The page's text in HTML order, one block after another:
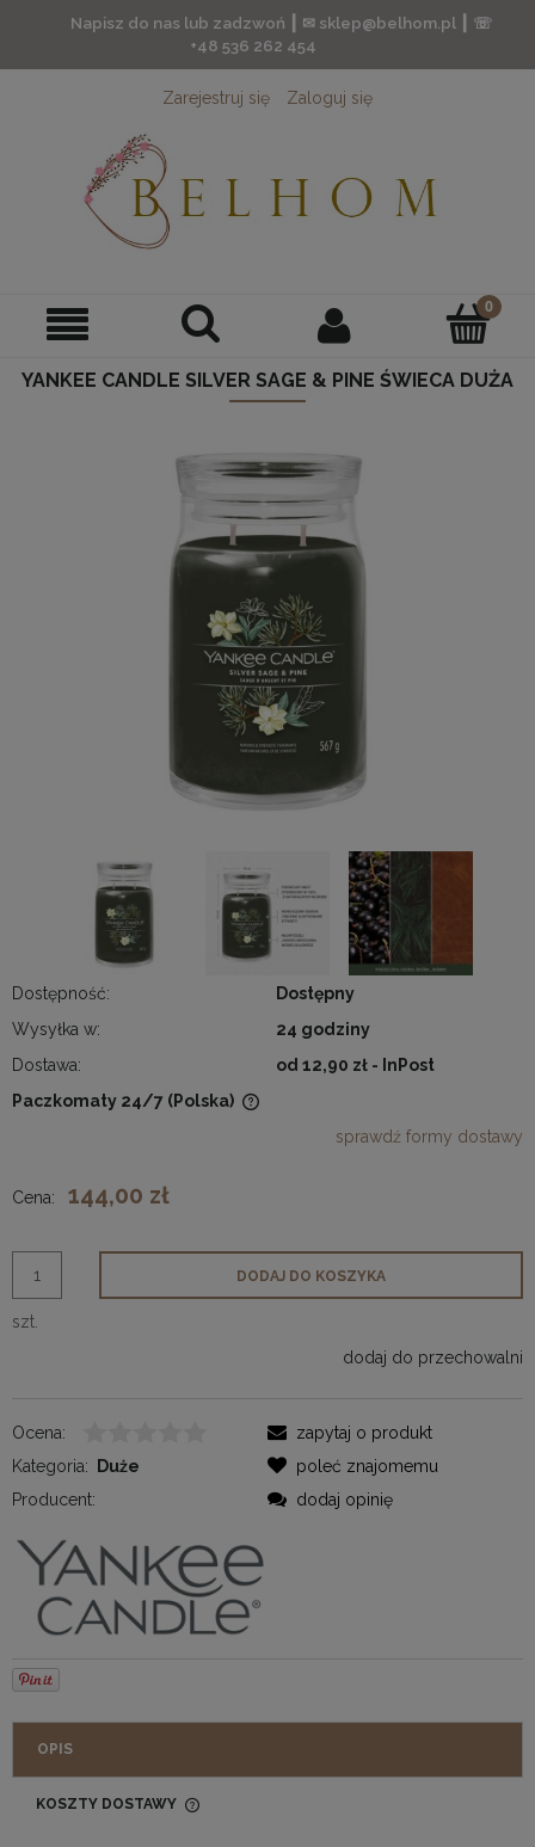
Napisz do nas lub zadzwoń ┃ ✉ sklep@belhom.pl ┃ ☏
+48 536 262 454
Zarejestruj się Zaloguj się
YANKEE CANDLE SILVER SAGE & PINE ŚWIECA DUŻA
Dostępność:
Dostępny
Wysyłka w:
24 godziny
Dostawa:
od 12,90 zł - InPost
Paczkomaty 24/7 (Polska)
sprawdź formy dostawy
Cena: 144,00 zł
szt.
DODAJ DO KOSZYKA
dodaj do przechowalni
Ocena:
Kategoria:
Duże
Producent:
zapytaj o produkt
poleć znajomemu
dodaj opinię
OPIS
KOSZTY DOSTAWY